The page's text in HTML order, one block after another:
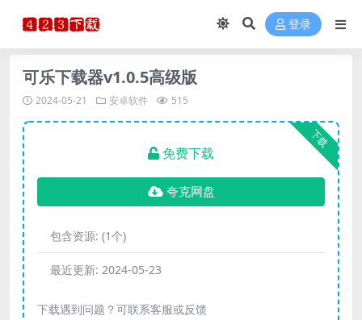
登录
可乐下载器v1.0.5高级版
2024-05-21 安卓软件 515
下载
免费下载
夸克网盘
包含资源: (1个)
最近更新: 2024-05-23
下载遇到问题？可联系客服或反馈